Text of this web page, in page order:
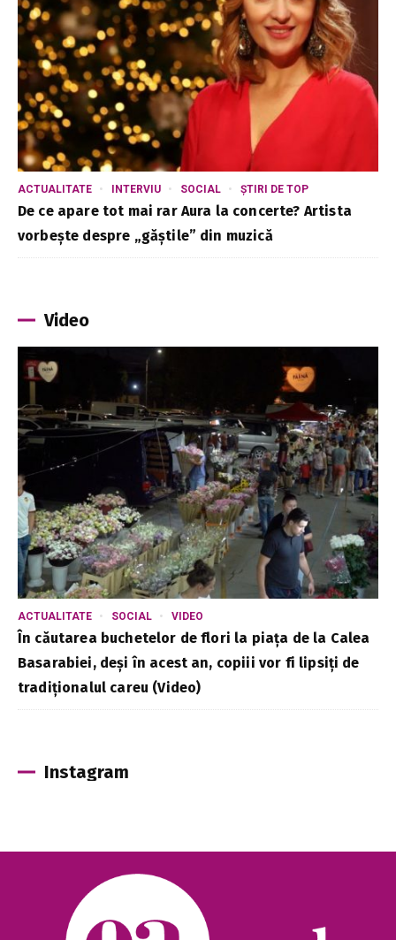
ACTUALITATE INTERVIU SOCIAL ȘTIRI DE TOP
De ce apare tot mai rar Aura la concerte? Artista
vorbește despre „găștile” din muzică
Video
ACTUALITATE SOCIAL VIDEO
În căutarea buchetelor de flori la piața de la Calea
Basarabiei, deși în acest an, copiii vor fi lipsiți de
tradiționalul careu (Video)
Instagram